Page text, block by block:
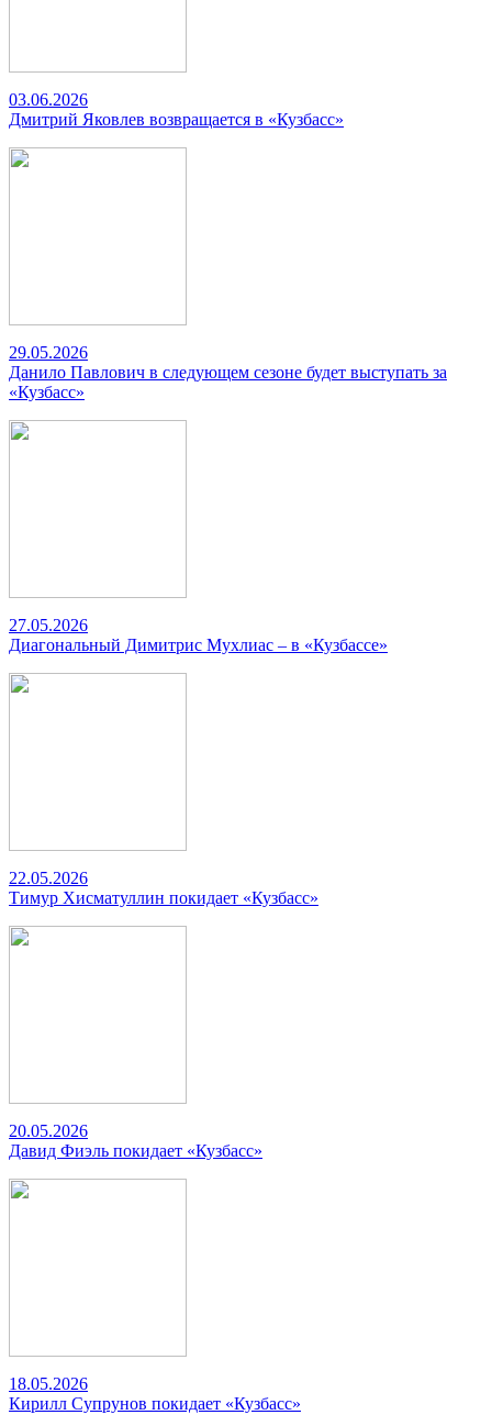
03.06.2026
Дмитрий Яковлев возвращается в «Кузбасс»
29.05.2026
Данило Павлович в следующем сезоне будет выступать за
«Кузбасс»
27.05.2026
Диагональный Димитрис Мухлиас – в «Кузбассе»
22.05.2026
Тимур Хисматуллин покидает «Кузбасс»
20.05.2026
Давид Фиэль покидает «Кузбасс»
18.05.2026
Кирилл Супрунов покидает «Кузбасс»